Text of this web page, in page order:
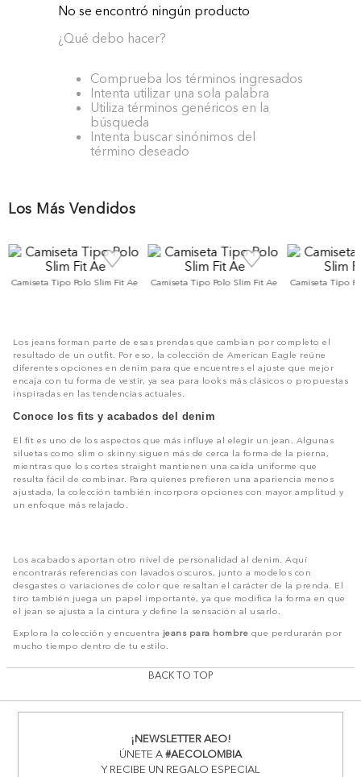
No se encontró ningún producto
¿Qué debo hacer?
Comprueba los términos ingresados
Intenta utilizar una sola palabra
Utiliza términos genéricos en la
búsqueda
Intenta buscar sinónimos del
término deseado
Los Más Vendidos
Camiseta Tipo Polo Slim Fit Ae Camiseta Tipo Polo Slim Fit Ae Camiseta Tipo
Los jeans forman parte de esas prendas que cambian por completo el
resultado de un outfit. Por eso, la colección de American Eagle reúne
diferentes opciones en denim para que encuentres el ajuste que mejor
encaja con tu forma de vestir, ya sea para looks más clásicos o propuestas
inspiradas en las tendencias actuales.
Conoce los fits y acabados del denim
El fit es uno de los aspectos que más influye al elegir un jean. Algunas
siluetas como slim o skinny siguen más de cerca la forma de la pierna,
mientras que los cortes straight mantienen una caída uniforme que
resulta fácil de combinar. Para quienes prefieren una apariencia menos
ajustada, la colección también incorpora opciones con mayor amplitud y
un enfoque más relajado.
Los acabados aportan otro nivel de personalidad al denim. Aquí
encontrarás referencias con lavados oscuros, junto a modelos con
desgastes o variaciones de color que resaltan el carácter de la prenda. El
tiro también juega un papel importante, ya que modifica la forma en que
el jean se ajusta a la cintura y define la sensación al usarlo.
Explora la colección y encuentra jeans para hombre que perdurarán por
mucho tiempo dentro de tu estilo.
BACK TO TOP
¡NEWSLETTER AEO!
ÚNETE A#AECOLOMBIA
Y RECIBE UN REGALO ESPECIAL